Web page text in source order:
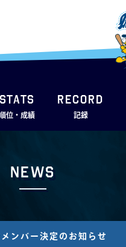
STATS
位・成績
RECORD
記録
News
ンバー決定のお知らせ